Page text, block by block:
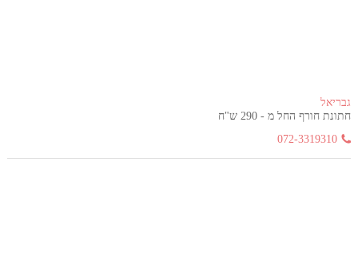
גבריאל
חתונת חורף החל מ - 290 ש"ח
072-3319310